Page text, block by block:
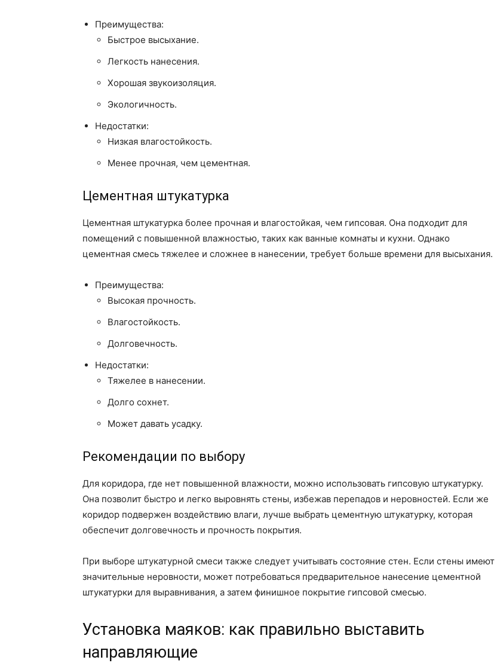
Преимущества:
Быстрое высыхание.
Легкость нанесения.
Хорошая звукоизоляция.
Экологичность.
Недостатки:
Низкая влагостойкость.
Менее прочная, чем цементная.
Цементная штукатурка
Цементная штукатурка более прочная и влагостойкая, чем гипсовая. Она подходит для
помещений с повышенной влажностью, таких как ванные комнаты и кухни. Однако
цементная смесь тяжелее и сложнее в нанесении, требует больше времени для высыхания.
Преимущества:
Высокая прочность.
Влагостойкость.
Долговечность.
Недостатки:
Тяжелее в нанесении.
Долго сохнет.
Может давать усадку.
Рекомендации по выбору
Для коридора, где нет повышенной влажности, можно использовать гипсовую штукатурку.
Она позволит быстро и легко выровнять стены, избежав перепадов и неровностей. Если же
коридор подвержен воздействию влаги, лучше выбрать цементную штукатурку, которая
обеспечит долговечность и прочность покрытия.
При выборе штукатурной смеси также следует учитывать состояние стен. Если стены имеют
значительные неровности, может потребоваться предварительное нанесение цементной
штукатурки для выравнивания, а затем финишное покрытие гипсовой смесью.
Установка маяков: как правильно выставить
направляющие